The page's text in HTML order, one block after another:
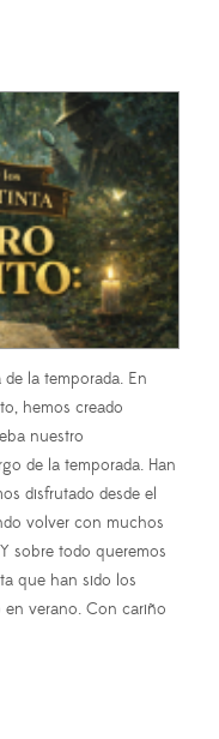
la temporada. En
hemos creado
nuestro
de la temporada. Han
disfrutado desde el
volver con muchos
sobre todo queremos
que han sido los
en verano. Con cariño